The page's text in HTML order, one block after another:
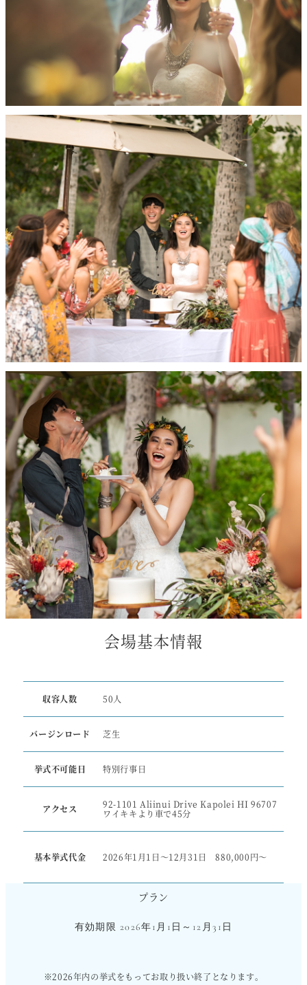
会場基本情報
収容人数 50人
バージンロード 芝生
挙式不可能日 特別行事日
アクセス
92-1101 Aliinui Drive Kapolei HI 96707
ワイキキより車で45分
基本挙式代金 2026年1月1日～12月31日 880,000円～
プラン
有効期限 2026年1月1日～12月31日
※2026年内の挙式をもってお取り扱い終了となります。